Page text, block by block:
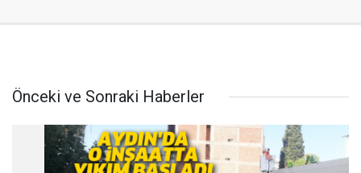
Önceki ve Sonraki Haberler